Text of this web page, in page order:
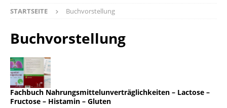
STARTSEITE Buchvorstellung
Buchvorstellung
Fachbuch Nahrungsmittelunverträglichkeiten – Lactose –
Fructose – Histamin – Gluten